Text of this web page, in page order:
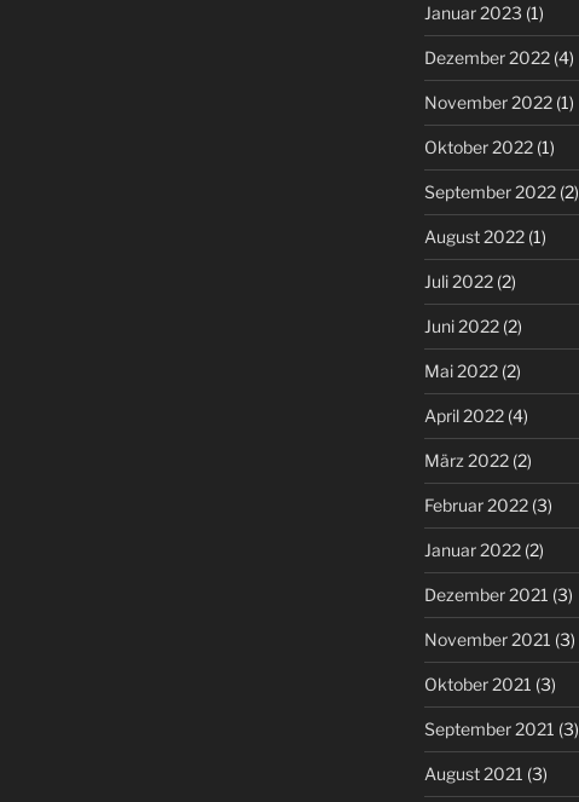
Januar 2023 (1)
Dezember 2022(4)
November 2022(1)
Oktober 2022(1)
September 2022(2)
August 2022(1)
Juli 2022(2)
Juni 2022(2)
Mai 2022(2)
April 2022(4)
März 2022(2)
Februar 2022(3)
Januar 2022(2)
Dezember 2021 (3)
November 2021 (3)
Oktober 2021 (3)
September 2021 (3)
August 2021 (3)